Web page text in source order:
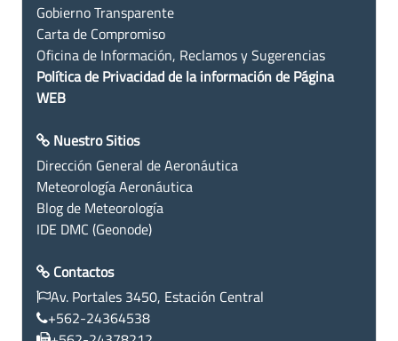
Gobierno Transparente
Carta de Compromiso
Oficina de Información, Reclamos y Sugerencias
Política de Privacidad de la información de Página
WEB
Nuestro Sitios
Dirección General de Aeronáutica
Meteorología Aeronáutica
Blog de Meteorología
IDE DMC (Geonode)
Contactos
Av. Portales 3450, Estación Central
+562-24364538